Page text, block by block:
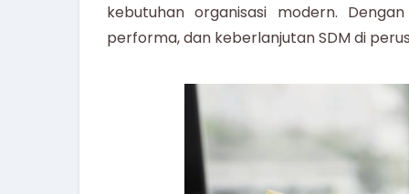
kebutuhan organisasi modern.
performa, dan keberlanjutan SDM di